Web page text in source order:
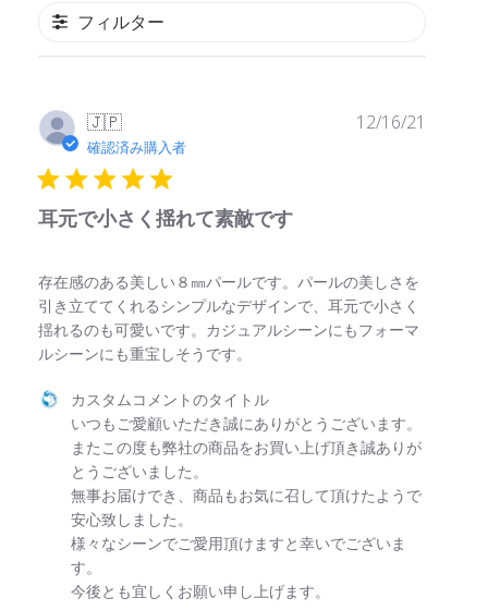
フィルター
🇯🇵
確認済み購入者
耳元で小さく揺れて素敵です
存在感のある美しい８㎜パールです。パールの美しさを
引き立ててくれるシンプルなデザインで、耳元で小さく
揺れるのも可愛いです。カジュアルシーンにもフォーマ
ルシーンにも重宝しそうです。
以下に関するカスタムコメントのタイトル様のレビュー
カスタムコメントのタイトル
いつもご愛顧いただき誠にありがとうございます。
またこの度も弊社の商品をお買い上げ頂き誠ありが
とうございました。
無事お届けでき、商品もお気に召して頂けたようで
安心致しました。
様々なシーンでご愛用頂けますと幸いでございま
す。
今後とも宜しくお願い申し上げます。
12/16/21